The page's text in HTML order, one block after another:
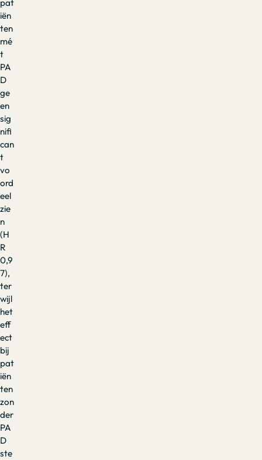
pat
iën
ten
mé
t
PA
D
ge
en
sig
nifi
can
t
vo
ord
eel
zie
n
(H
R
0,9
7),
ter
wijl
het
eff
ect
bij
pat
iën
ten
zon
der
PA
D
ste